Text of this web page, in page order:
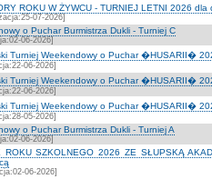
ROKU W ŻYWCU - TURNIEJ LETNI 2026 dla
07-2026]
o Puchar Burmistrza Dukli - Turniej C
06-2026]
Turniej Weekendowy o Puchar �HUSARII�
06-2026]
Turniej Weekendowy o Puchar �HUSARII�
06-2026]
Turniej Weekendowy o Puchar �HUSARII�
05-2026]
o Puchar Burmistrza Dukli - Turniej A
06-2026]
ROKU SZKOLNEGO 2026 ZE SŁUPSKĄ
06-2026]